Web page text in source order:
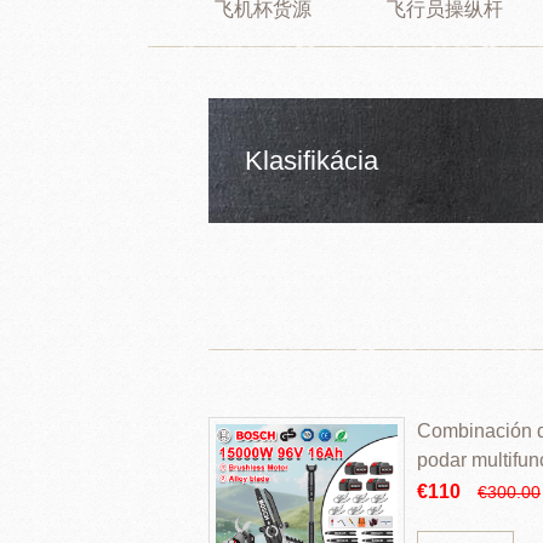
飞机杯货源 飞行员操纵杆
Klasifikácia
Combinación
podar
€110
€300.00